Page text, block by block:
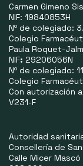
Carmen Gimeno
NIF: 19840853H
Nº de colegiado:
Colegio
Paula Roquet-
NIF: 29206056N
Nº de colegiado:
Colegio
Con autorización
V231-F
Autoridad
Consellería de
Calle Micer